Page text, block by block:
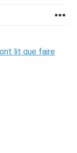
lit que faire